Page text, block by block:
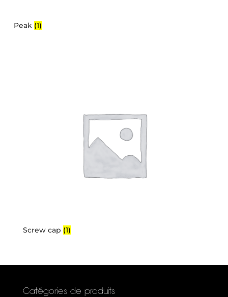
Peak (1)
Screw cap (1)
Catégories de produits